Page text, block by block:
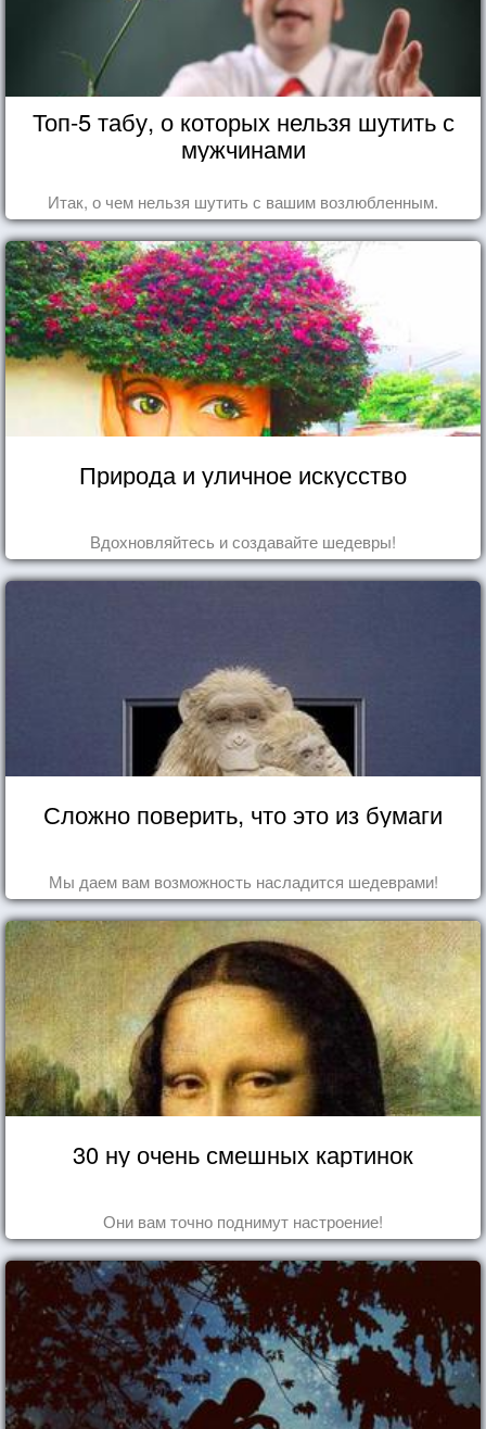
Топ-5 табу, о которых нельзя шутить с
мужчинами
Итак, о чем нельзя шутить с вашим возлюбленным.
Природа и уличное искусство
Вдохновляйтесь и создавайте шедевры!
Сложно поверить, что это из бумаги
Мы даем вам возможность насладится шедеврами!
30 ну очень смешных картинок
Они вам точно поднимут настроение!